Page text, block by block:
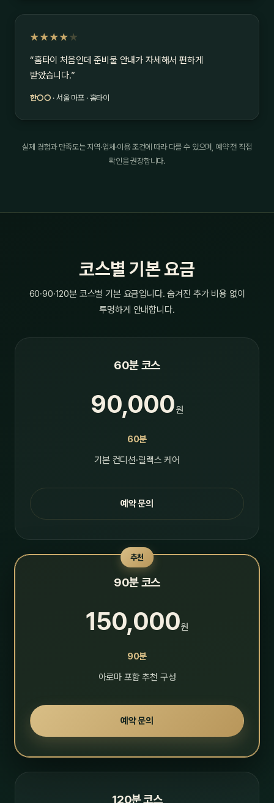
★★★★ ★
“홈타이 처음인데 준비물 안내가 자세해서 편하게
받았습니다.”
한○○ · 서울 마포 · 홈타이
실제 경험과 만족도는 지역·업체·이용 조건에 따라 다를 수 있으며, 예약 전 직접
확인을 권장합니다.
코스별 기본 요금
60·90·120분 코스별 기본 요금입니다. 숨겨진 추가 비용 없이
투명하게 안내합니다.
60분 코스
90,000원
60분
기본 컨디션·릴랙스 케어
예약 문의
추천
90분 코스
150,000원
90분
아로마 포함 추천 구성
예약 문의
120분 코스